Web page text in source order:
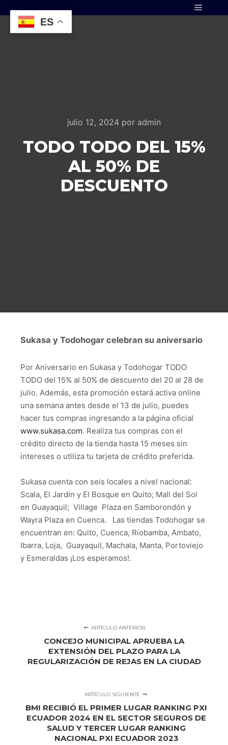
julio 12, 2024 por admin
TODO TODO DEL 15%
AL 50% DE
DESCUENTO
Sukasa y Todohogar celebran su aniversario
Por Aniversario en Sukasa y Todohogar TODO
TODO del 15% al 50% de descuento del 20 al 28 de
julio. Además, esta promoción estará activa online
una semana antes desde el 13 de julio, puedes
hacer tus compras ingresando a la página oficial
www.sukasa.com. Realiza tus compras con el
crédito directo de la tienda hasta 15 meses sin
intereses o utiliza tu tarjeta de crédito preferida.
Sukasa cuenta con seis locales a nivel nacional:
Scala, El Jardín y El Bosque en Quito; Mall del Sol
en Guayaquil; Village Plaza en Samborondón y
Wayra Plaza en Cuenca. Las tiendas Todohogar se
encuentran en: Quito, Cuenca, Riobamba, Ambato,
Ibarra, Loja, Guayaquil, Machala, Manta, Portoviejo
y Esmeraldas ¡Los esperamos!.
ARTÍCULO ANTERIOR
CONCEJO MUNICIPAL APRUEBA LA
EXTENSIÓN DEL PLAZO PARA LA
REGULARIZACIÓN DE REJAS EN LA CIUDAD
ARTÍCULO SIGUIENTE
BMI RECIBIÓ EL PRIMER LUGAR RANKING PXI
ECUADOR 2024 EN EL SECTOR SEGUROS DE
SALUD Y TERCER LUGAR RANKING
NACIONAL PXI ECUADOR 2023
ES